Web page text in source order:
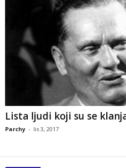
Lista ljudi koji su se
Parchy - lis 3, 2017